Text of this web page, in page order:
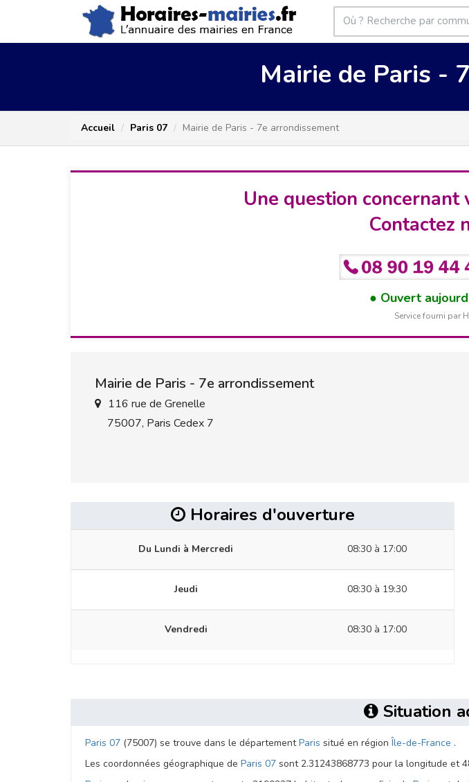
Mairie de Paris -
Accueil Paris 07 Mairie de Paris - 7e arrondissement
Une question concernant
Contactez
Ouvert
Service fourni par
Mairie de Paris - 7e arrondissement
116 rue de Grenelle
75007, Paris Cedex 7
Horaires d'ouverture
Du Lundi à Mercredi 08:30 à 17:00
Jeudi 08:30 à 19:30
Vendredi 08:30 à 17:00
Situation
Paris 07 (75007) se trouve dans le départementParis situé en régionÎle-de-France .
Les coordonnées géographique de Paris 07 sont 2.31243868773 pour la longitude et